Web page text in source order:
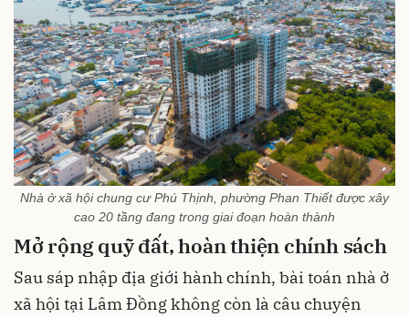
Nhà ở xã hội chung cư Phú Thịnh, phường Phan Thiết được xây
cao 20 tầng đang trong giai đoạn hoàn thành
Mở rộng quỹ đất, hoàn thiện chính sách
Sau sáp nhập địa giới hành chính, bài toán nhà ở
xã hội tại Lâm Đồng không còn là câu chuyện